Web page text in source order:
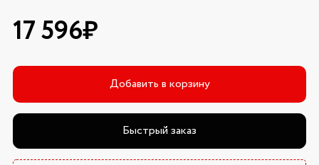
17 596₽
Добавить в корзину
Быстрый заказ